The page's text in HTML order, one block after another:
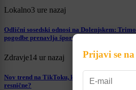
Lokalno3 ure nazaj
Odlični sosedski odnosi na Dolenjskem:
pogodbe prenavlja športno dvorano v
Zdravje14 ur nazaj
Nov trend na TikToku, ki skrbi strokovnjake:
resnične?
Prijavi se